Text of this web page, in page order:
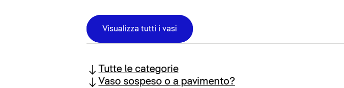
Visualizza tutti i vasi
Tutte le categorie
Vaso sospeso o a pavimento?